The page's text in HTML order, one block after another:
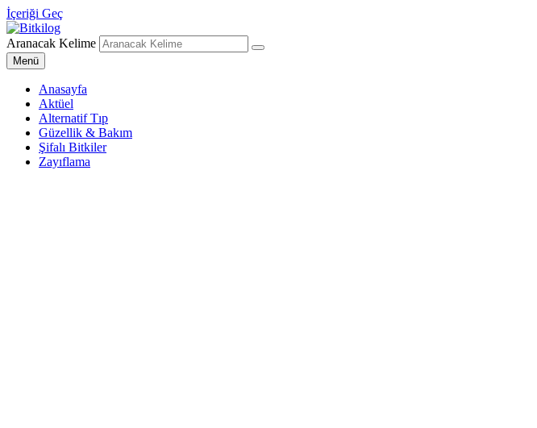
İçeriği Geç
Bitkilog
Sağlıklı Beslenme Uzmanı
Aranacak Kelime
Menü
Anasayfa
Aktüel
Alternatif Tıp
Güzellik & Bakım
Şifalı Bitkiler
Zayıflama